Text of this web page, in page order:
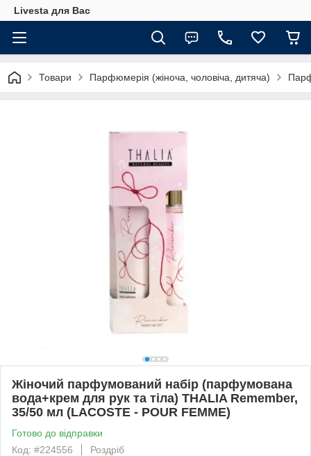
Livesta для Вас
Товари Парфюмерія (жіноча, чоловіча, дитяча)
Жіночий парфумований набір (парфумована
вода+крем для рук та тіла) THALIA Remember,
35/50 мл (LACOSTE - POUR FEMME)
Готово до відправки
Код: #224556
Роздріб